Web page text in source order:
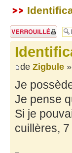
Sujet verrouillé
de Zigbule
Je
Je pense
Si je
cuillères,